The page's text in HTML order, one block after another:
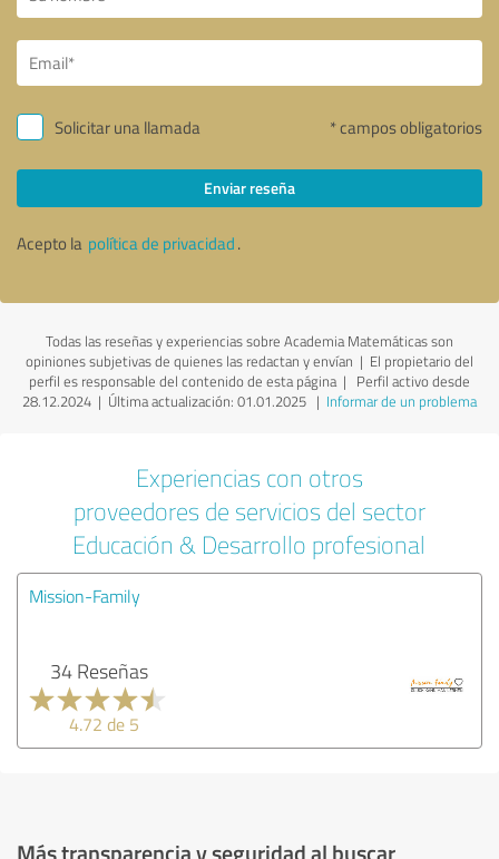
Solicitar una llamada * campos obligatorios
Enviar reseña
Acepto la política de privacidad.
Todas las reseñas y experiencias sobre Academia Matemáticas son
opiniones subjetivas de quienes las redactan y envían | El propietario del
perfil es responsable del contenido de esta página| Perfil activo desde
28.12.2024 | Última actualización: 01.01.2025 | Informar de un problema
Experiencias con otros
proveedores de servicios del sector
Educación & Desarrollo profesional
Mission-Family
34 Reseñas
4.72 de 5
Más transparencia y seguridad al buscar